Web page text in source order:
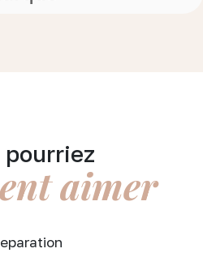
pourriez
aimer